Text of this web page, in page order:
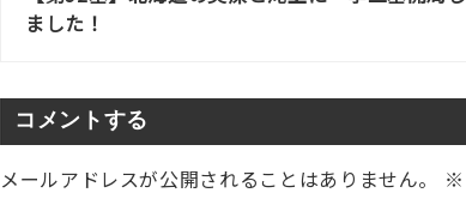
ました！
コメントする
メールアドレスが公開されることはありません。 ※